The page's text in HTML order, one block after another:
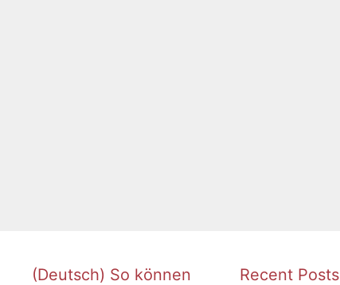
(Deutsch) So können
Recent Posts